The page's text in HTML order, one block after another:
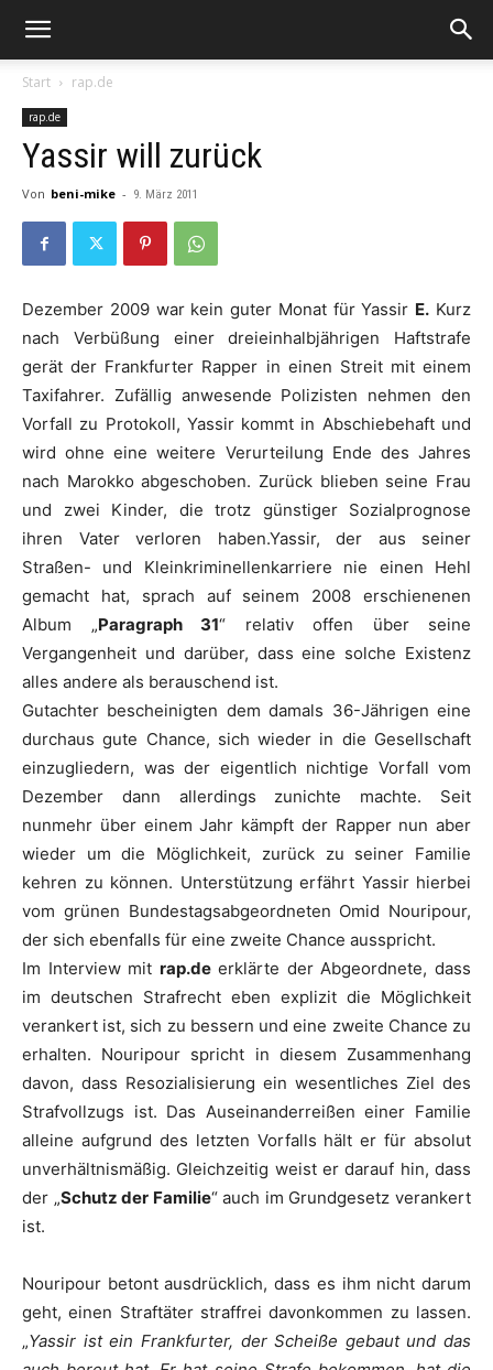
Start rap.de
rap.de
Yassir will zurück
Von beni-mike - 9. März 2011
Dezember 2009 war kein guter Monat fürYassir E. Kurz
nach Verbüßung einer dreieinhalbjährigen Haftstrafe
gerät der Frankfurter Rapper in einen Streit mit einem
Taxifahrer. Zufällig anwesende Polizisten nehmen den
Vorfall zu Protokoll, Yassirkommt in Abschiebehaft und
wird ohne eine weitere Verurteilung Ende des Jahres
nach Marokko abgeschoben. Zurück blieben seine Frau
und zwei Kinder, die trotz günstiger Sozialprognose
ihren Vater verloren haben.Yassir, der aus seiner
Straßen- und Kleinkriminellenkarriere nie einen Hehl
gemacht hat, sprach auf seinem 2008 erschienenen
Album „Paragraph 31“ relativ offen über seine
Vergangenheit und darüber, dass eine solche Existenz
alles andere als berauschend ist.
Gutachter bescheinigten dem damals 36-Jährigen eine
durchaus gute Chance, sich wieder in die Gesellschaft
einzugliedern, was der eigentlich nichtige Vorfall vom
Dezember dann allerdings zunichte machte. Seit
nunmehr über einem Jahr kämpft der Rapper nun aber
wieder um die Möglichkeit, zurück zu seiner Familie
kehren zu können. Unterstützung erfährt Yassirhierbei
vom grünen Bundestagsabgeordneten Omid Nouripour,
der sich ebenfalls für eine zweite Chance ausspricht.
Im Interview mit rap.deerklärte der Abgeordnete, dass
im deutschen Strafrecht eben explizit die Möglichkeit
verankert ist, sich zu bessern und eine zweite Chance zu
erhalten. Nouripour spricht in diesem Zusammenhang
davon, dass Resozialisierung ein wesentliches Ziel des
Strafvollzugs ist. Das Auseinanderreißen einer Familie
alleine aufgrund des letzten Vorfalls hält er für absolut
unverhältnismäßig. Gleichzeitig weist er darauf hin, dass
der „Schutz der Familie“ auch im Grundgesetz verankert
ist.
Nouripour betont ausdrücklich, dass es ihm nicht darum
geht, einen Straftäter straffrei davonkommen zu lassen.
„Yassir ist ein Frankfurter, der Scheiße gebaut und das